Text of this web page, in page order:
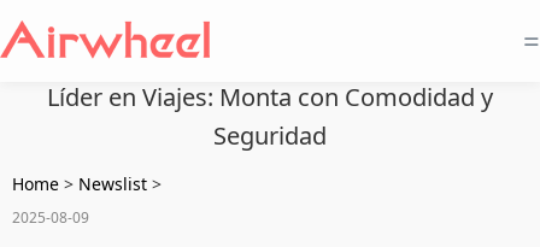
=
Líder en Viajes: Monta con Comodidad y
Seguridad
Home > Newslist >
2025-08-09